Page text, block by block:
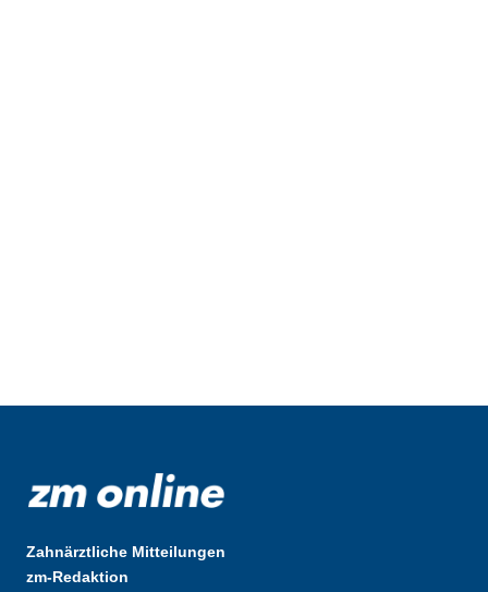
Zahnärztliche Mitteilungen
zm-Redaktion